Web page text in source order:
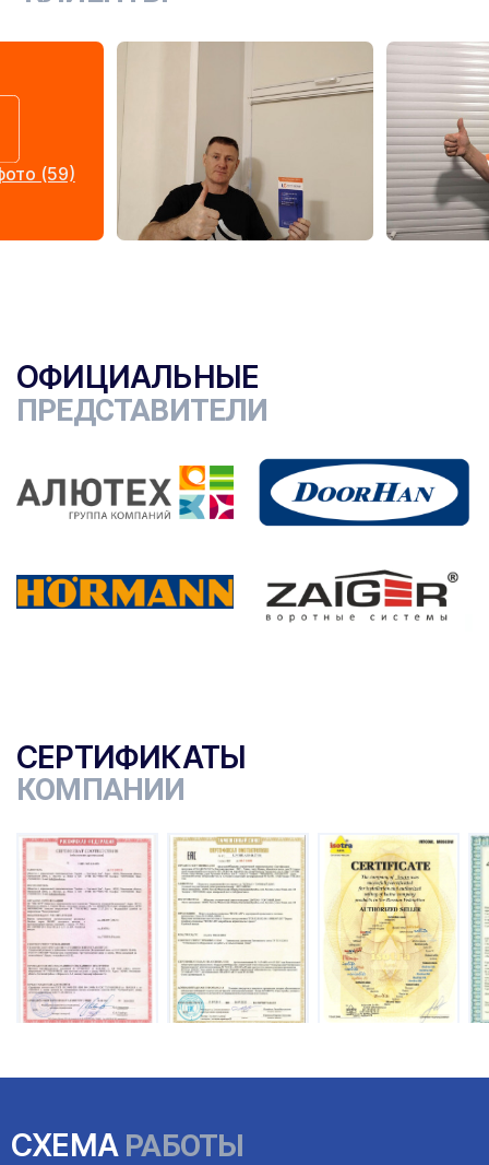
(59)
ОФИЦИАЛЬНЫЕ
ПРЕДСТАВИТЕЛИ
СЕРТИФИКАТЫ
КОМПАНИИ
СХЕМАРАБОТЫ